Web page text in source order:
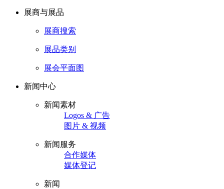
展商与展品
展商搜索
展品类别
展会平面图
新闻中心
新闻素材
Logos & 广告
图片 & 视频
新闻服务
合作媒体
媒体登记
新闻